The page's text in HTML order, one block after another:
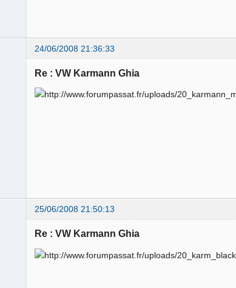
24/06/2008 21:36:33
Re : VW Karmann Ghia
25/06/2008 21:50:13
Re : VW Karmann Ghia